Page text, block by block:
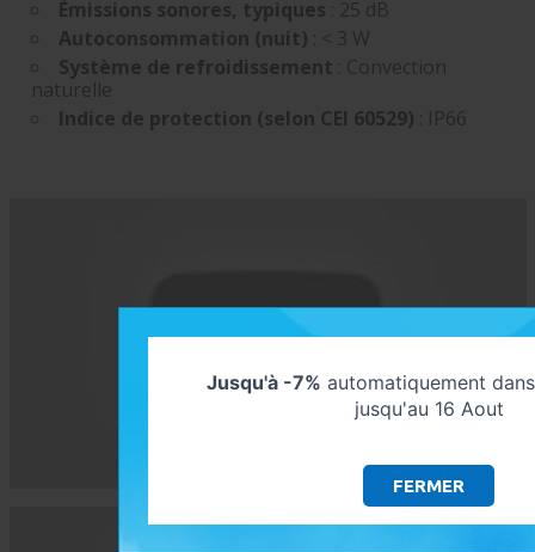
Émissions sonores, typiques : 25 dB
Autoconsommation (nuit) : < 3 W
Système de refroidissement : Convection
naturelle
Indice de protection (selon CEI 60529) : IP66
Jusqu'à -7% automatiquement
jusqu'au 16 Aout
FERMER